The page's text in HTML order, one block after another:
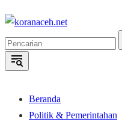
Langsung
konten
Beranda
Politik & Pemerintahan